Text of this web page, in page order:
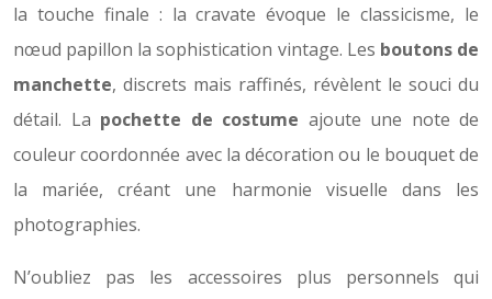
la touche finale : la cravate évoque le classicisme, le
nœud papillon la sophistication vintage. Les boutons de
manchette, discrets mais raffinés, révèlent le souci du
détail. La pochette de costume ajoute une note de
couleur coordonnée avec la décoration ou le bouquet de
la mariée, créant une harmonie visuelle dans les
photographies.
N’oubliez pas les accessoires plus personnels qui